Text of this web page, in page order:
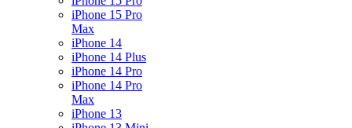
iPhone 15 Pro
Max
iPhone 14
iPhone 14 Plus
iPhone 14 Pro
iPhone 14 Pro
Max
iPhone 13